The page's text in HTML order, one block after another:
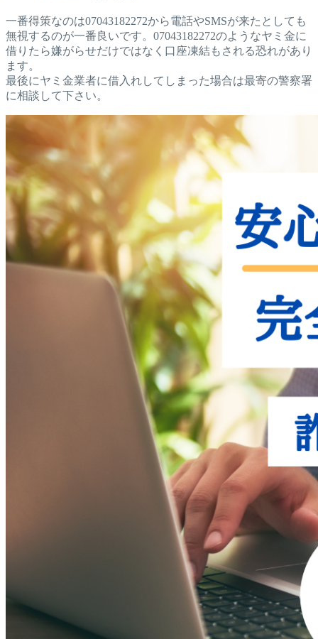
一番得策なのは07043182272から電話やSMSが来たとしても
無視するのが一番良いです。07043182272のようなヤミ金に
借りたら嫌がらせだけではなく口座凍結もされる恐れがあり
ます。
最後にヤミ金業者に借入れしてしまった場合は最寄の警察署
に相談して下さい。